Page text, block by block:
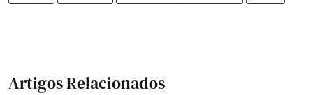
Artigos Relacionados